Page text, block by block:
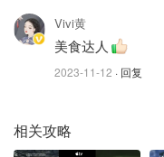
Vivi黄
美食达人
2023-11-12 · 回复
相关攻略